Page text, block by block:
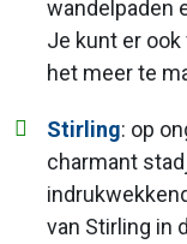
wandelpaden
Je kunt er
het meer te
Stirling: op
charmant
van Stirling in